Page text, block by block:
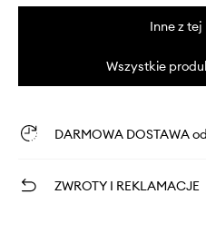
Inne z
Wszystkie
DARMOWA DOSTAWA od
ZWROTY I REKLAMACJE